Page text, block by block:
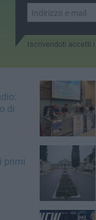
Iscrivendoti accetti i
di
primi